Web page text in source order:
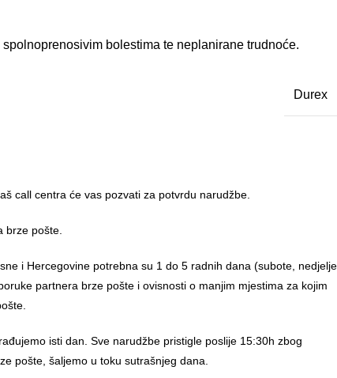
bolestima te neplanirane trudnoće.
Durex
call centra će vas pozvati za potvrdu narudžbe.
brze pošte.
i Hercegovine potrebna su 1 do 5 radnih dana (subote, nedjelje
partnera brze pošte i ovisnosti o manjim mjestima za kojim
isti dan. Sve narudžbe pristigle poslije 15:30h zbog
pošte, šaljemo u toku sutrašnjeg dana.